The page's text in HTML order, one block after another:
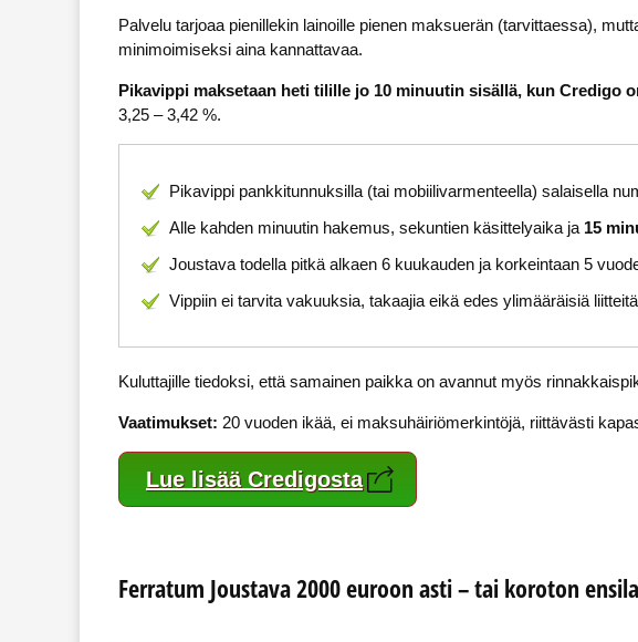
Palvelu tarjoaa pienillekin lainoille pienen maksuerän (tarvittaessa),
minimoimiseksi aina kannattavaa.
Pikavippi maksetaan heti tilille jo 10 minuutin sisällä, kun Credigo
3,25 – 3,42 %.
Pikavippi pankkitunnuksilla (tai mobiilivarmenteella) salaisella
Alle kahden minuutin hakemus, sekuntien käsittelyaika ja 15
Joustava todella pitkä alkaen 6 kuukauden ja korkeintaan 5
Vippiin ei tarvita vakuuksia, takaajia eikä edes ylimääräisiä
Kuluttajille tiedoksi, että samainen paikka on avannut myös
Vaatimukset: 20 vuoden ikää, ei maksuhäiriömerkintöjä, riittävästi
Lue lisää Credigosta
Ferratum Joustava 2000 euroon asti – tai koroton